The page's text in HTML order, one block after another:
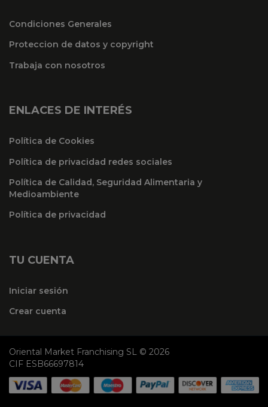
Condiciones Generales
Proteccion de datos y copyright
Trabaja con nosotros
ENLACES DE INTERÉS
Política de Cookies
Política de privacidad redes sociales
Política de Calidad, Seguridad Alimentaria y
Medioambiente
Política de privacidad
TU CUENTA
Iniciar sesión
Crear cuenta
Oriental Market Franchising SL © 2026
CIF ESB66697814